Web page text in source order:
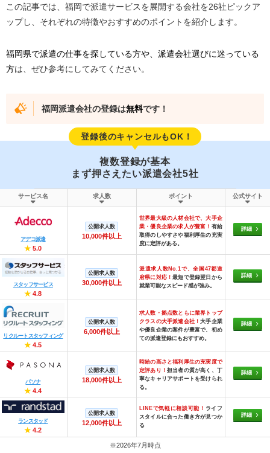
この記事では、福岡で派遣サービスを展開する会社を26社ピックア
ップし、それぞれの特徴やおすすめのポイントを紹介します。
福岡県で派遣の仕事を探している方や、派遣会社選びに迷っている
方は、ぜひ参考にしてみてください。
福岡派遣会社の登録は無料です！
登録後のキャンセルもOK！
複数登録が基本
まず押さえたい派遣会社5社
サービス名 求人数 ポイント 公式サイト
アデコ派遣
★ 5.0
公開求人数
10,000件以上
世界最大級の人材会社で、大手企
業・優良企業の求人が豊富！ 有給
取得のしやすさや福利厚生の充実
度に定評がある。
詳細
スタッフサービス
★ 4.8
公開求人数
30,000件以上
派遣求人数No.1で、全国47都道
府県に対応！最短で登録翌日から
就業可能なスピード感が強み。
詳細
リクルートスタッフィング
★ 4.5
公開求人数
6,000件以上
求人数・拠点数ともに業界トップ
クラスの大手派遣会社！大手企業
や優良企業の案件が豊富で、初め
ての派遣登録にもおすすめ。
詳細
パソナ
★ 4.4
公開求人数
18,000件以上
時給の高さと福利厚生の充実度で
定評あり！ 担当者の質が高く、丁
寧なキャリアサポートを受けられ
る。
詳細
ランスタッド
★ 4.2
公開求人数
12,000件以上
LINEで気軽に相談可能！ ライフ
スタイルに合った働き方が見つか
る
詳細
※2026年7月時点